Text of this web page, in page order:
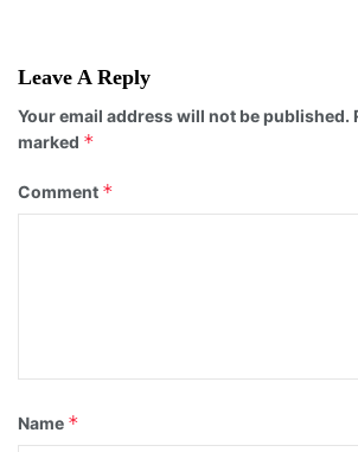
Leave A Reply
Your email address will not be published.
marked *
Comment *
Name *